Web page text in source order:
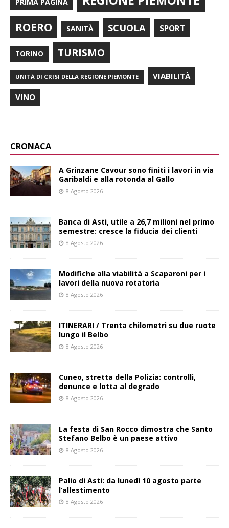
ROERO SANITÀ SCUOLA SPORT
TORINO TURISMO
UNITÀ DI CRISI DELLA REGIONE PIEMONTE VIABILITÀ
VINO
CRONACA
A Grinzane Cavour sono finiti i lavori in via
Garibaldi e alla rotonda al Gallo
8 Agosto 2026
Banca di Asti, utile a 26,7 milioni nel primo
semestre: cresce la fiducia dei clienti
8 Agosto 2026
Modifiche alla viabilità a Scaparoni per i
lavori della nuova rotatoria
8 Agosto 2026
ITINERARI / Trenta chilometri su due ruote
lungo il Belbo
8 Agosto 2026
Cuneo, stretta della Polizia: controlli,
denunce e lotta al degrado
8 Agosto 2026
La festa di San Rocco dimostra che Santo
Stefano Belbo è un paese attivo
8 Agosto 2026
Palio di Asti: da lunedì 10 agosto parte
l’allestimento
8 Agosto 2026